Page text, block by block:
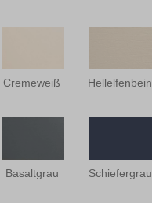
Cremeweiß Hellelfenbein
Basaltgrau Schiefergrau